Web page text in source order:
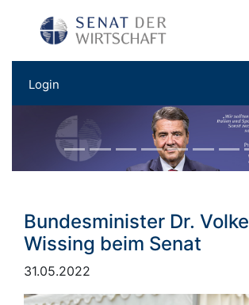
Login
Bundesminister Dr.
Wissing beim Senat
31.05.2022